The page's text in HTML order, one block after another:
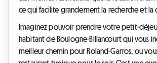
ce qui facilite grandement la recherche et la
Imaginez pouvoir prendre votre petit-
habitant de Boulogne-Billancourt qui vous
meilleur chemin pour Roland-Garros, ou